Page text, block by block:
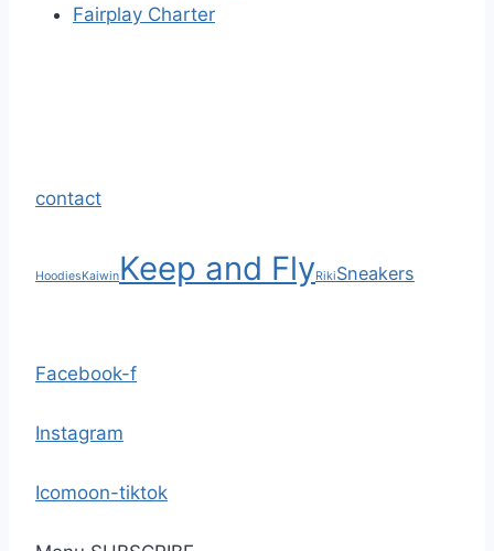
Fairplay Charter
contact
HoodiesKaiwinKeep and FlyRikiSneakers
Facebook-f
Instagram
Icomoon-tiktok